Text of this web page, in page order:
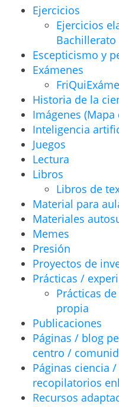
Ejercicios
Ejercicios
Bachillerato
Escepticismo y
Exámenes
Historia de la
Imágenes (Mapa
Inteligencia
Juegos
Lectura
Libros
Libros de
Material para
Materiales
Memes
Presión
Proyectos de
Prácticas /
Prácticas
propia
Publicaciones
Páginas / blog
centro /
Páginas ciencia
recopilatorios
Recursos